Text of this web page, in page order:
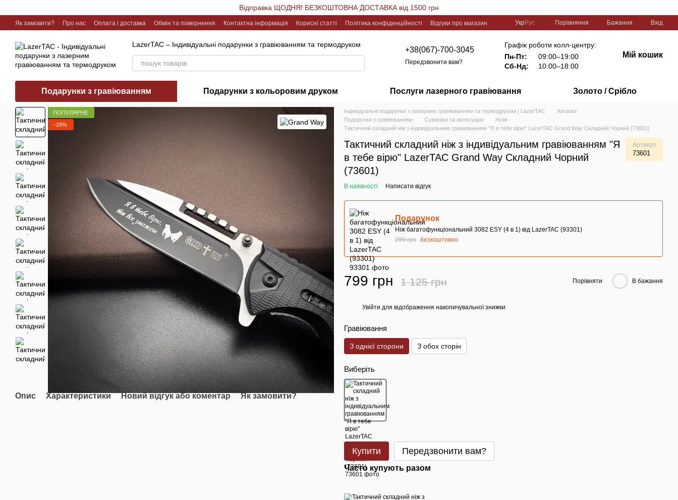
Відправка ЩОДНЯ! БЕЗКОШТОВНА ДОСТАВКА від 1500 грн
Як замовити? Про нас Оплата і доставка Обмін та повернення Контактна інформація Корисні статті Політика конфіденційності
Відгуки про магазин
УкрРус Порівняння Бажання Вхід
LazerTAC – Індивідуальні подарунки з гравіюванням та термодруком
+38(067)-700-3045
Передзвонити вам?
Графік роботи колл-центру:
Пн-Пт:
09:00–19:00
Сб-Нд:
10:00–18:00
Мій кошик
Подарунки з гравіюванням Подарунки з кольоровим друком Послуги лазерного гравіювання Золото / Срібло
ПОПУЛЯРНЕ
−29%
Опис Характеристики Новий відгук або коментар Як замовити?
Індивідуальні подарунки з лазерним гравіюванням та термодруком | LazerTAC
Каталог
Подарунки з гравіюванням
Сувеніри та аксесуари
Ножі
Тактичний складний ніж з індивідуальним гравіюванням "Я в тебе вірю" LazerTAC Grand Way Складний Чорний (73601)
Тактичний складний ніж з індивідуальним гравіюванням "Я
в тебе вірю" LazerTAC Grand Way Складний Чорний
(73601)
Артикул
73601
В наявності Написати відгук
Подарунок
Ніж багатофункціональний 3082 ESY (4 в 1) від LazerTAC (93301)
299 грн безкоштовно
799 грн 1 125 грн Порівняти В бажання
Увійти для відображення накопичувальної знижки
Гравіювання
З однієї сторони З обох сторін
Виберіть
Купити Передзвонити вам?
Часто купують разом